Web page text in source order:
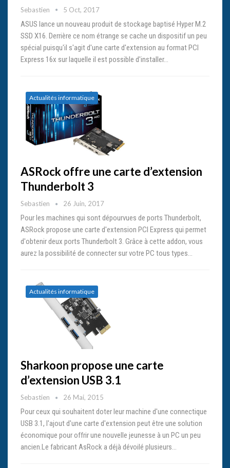
Sebastien 5 Oct, 2017
ASUS lance un nouveau produit de stockage baptisé Hyper M.2
SSD X16. Derrière ce nom étrange se cache un dispositif un peu
spécial puisqu'il s'agit d'une carte d'extension au format PCI
Express 16x sur laquelle il est possible d'installer…
Actualités informatique
ASRock offre une carte d’extension
Thunderbolt 3
Sebastien 26 Juin, 2017
Pour les machines qui sont dépourvues de ports Thunderbolt,
ASRock propose une carte d'extension PCI Express qui permet
d'obtenir deux ports Thunderbolt 3. Grâce à cette addon, vous
aurez la possibilité de connecter sur votre PC tous types…
Actualités informatique
Sharkoon propose une carte
d’extension USB 3.1
Sebastien 26 Mai, 2015
Pour ceux qui souhaitent doter leur machine d'une connectique
USB 3.1, l'ajout d'une carte d'extension peut être une solution
économique pour offrir une nouvelle jeunesse à un PC un peu
ancien.Le fabricant AsRock a déjà dévoilé plusieurs…